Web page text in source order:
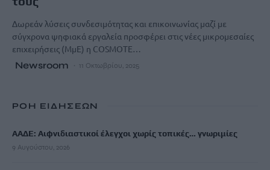
Δωρεάν λύσεις συνδεσιμότητας και επικοινωνίας μαζί με
σύγχρονα ψηφιακά εργαλεία προσφέρει στις νέες μικρομεσαίες
επιχειρήσεις (ΜμΕ) η COSMOTE…
Newsroom 11 Οκτωβρίου, 2025
ΡΟΗ ΕΙΔΗΣΕΩΝ
ΑΑΔΕ: Αιφνιδιαστικοί έλεγχοι χωρίς τοπικές… γνωριμίες
9 Αυγούστου, 2026